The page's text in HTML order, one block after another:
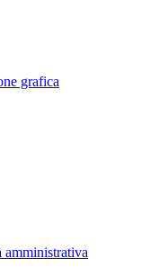
grafica
amministrativa